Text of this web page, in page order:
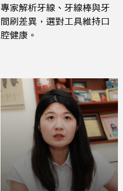
專家解析牙線、牙線棒與牙
間刷差異，選對工具維持口
腔健康。